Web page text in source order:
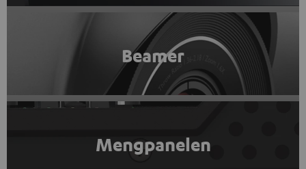
Beamer
Mengpanelen